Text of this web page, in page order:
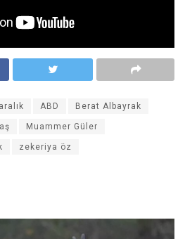
ABD Berat Albayrak
Muammer Güler
zekeriya öz